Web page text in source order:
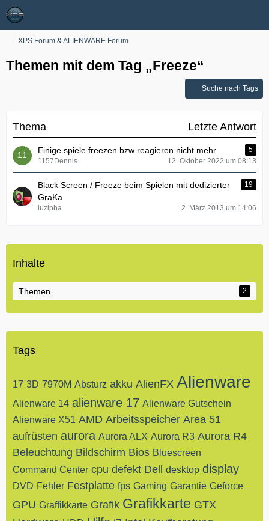
XPS Forum & ALIENWARE Forum
Themen mit dem Tag „Freeze“
Suche nach Tags
Thema Letzte Antwort
Einige spiele freezen bzw reagieren nicht mehr
5
1157Dennis
12. Oktober 2022 um 08:13
Black Screen / Freeze beim Spielen mit dedizierter
GraKa
19
luzipha 2. März 2013 um 14:06
Inhalte
Themen 2
Tags
17 3D 7970M Absturz akku AlienFX Alienware
Alienware 14 alienware 17 Alienware Gutschein
Alienware X51 AMD Arbeitsspeicher Area 51
aufrüsten aurora Aurora ALX Aurora R3 Aurora R4
Beleuchtung Bildschirm Bios Bluescreen
Command Center cpu defekt Dell desktop display
DVD Fehler Festplatte fps Gaming Garantie Geforce
GPU Graffikkarte Grafik Grafikkarte GTX